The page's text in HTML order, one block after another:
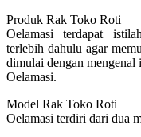
Produk Rak Toko Roti
Oelamasi terdapat
terlebih dahulu agar
dimulai dengan
Oelamasi.
Model Rak Toko Roti
Oelamasi terdiri dari dua